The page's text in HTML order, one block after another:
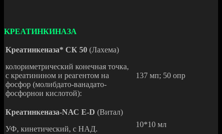
KPEАТИНКИНАЗА
Kреатинкеназа* СК 50 (Лахема)
колориметрический конечная точка,
с креатинином и реагентом на
фосфор (молибдато-ванадато-
фосфорнои кислотой):
137 мп; 50 опр
Креатинкеназа-NАС Е-D (Витал)
УФ, кинетический, с НАД.
10*10 мл